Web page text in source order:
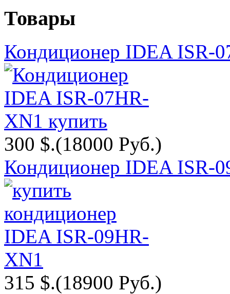
Товары
Кондиционер IDEA ISR-
300 $.(18000 Руб.)
Кондиционер IDEA ISR-
315 $.(18900 Руб.)